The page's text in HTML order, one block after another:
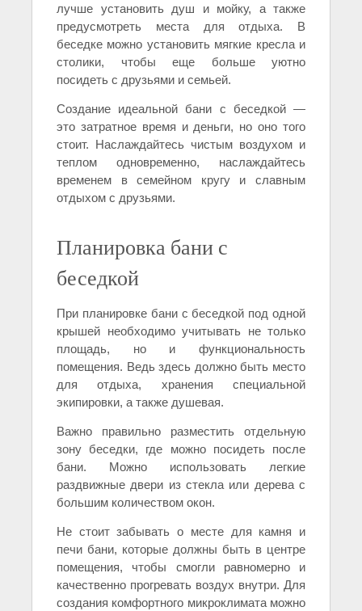
лучше установить душ и мойку, а также
предусмотреть места для отдыха. В
беседке можно установить мягкие кресла и
столики, чтобы еще больше уютно
посидеть с друзьями и семьей.
Создание идеальной бани с беседкой —
это затратное время и деньги, но оно того
стоит. Наслаждайтесь чистым воздухом и
теплом одновременно, наслаждайтесь
временем в семейном кругу и славным
отдыхом с друзьями.
Планировка бани с
беседкой
При планировке бани с беседкой под одной
крышей необходимо учитывать не только
площадь, но и функциональность
помещения. Ведь здесь должно быть место
для отдыха, хранения специальной
экипировки, а также душевая.
Важно правильно разместить отдельную
зону беседки, где можно посидеть после
бани. Можно использовать легкие
раздвижные двери из стекла или дерева с
большим количеством окон.
Не стоит забывать о месте для камня и
печи бани, которые должны быть в центре
помещения, чтобы смогли равномерно и
качественно прогревать воздух внутри. Для
создания комфортного микроклимата можно